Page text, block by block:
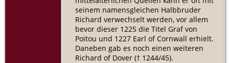
seinem namensgleichen Halbbruder
Richard verwechselt werden, vor allem
bevor dieser 1225 die Titel Graf von
Poitou und 1227 Earl of Cornwall erhielt.
Daneben gab es noch einen weiteren
Richard of Dover († 1244/45).